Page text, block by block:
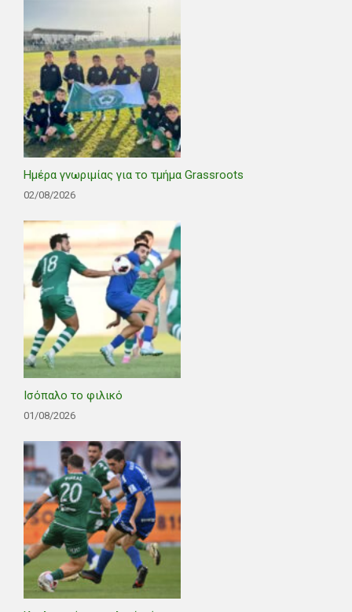
Ημέρα γνωριμίας για το τμήμα Grassroots
02/08/2026
Ισόπαλο το φιλικό
01/08/2026